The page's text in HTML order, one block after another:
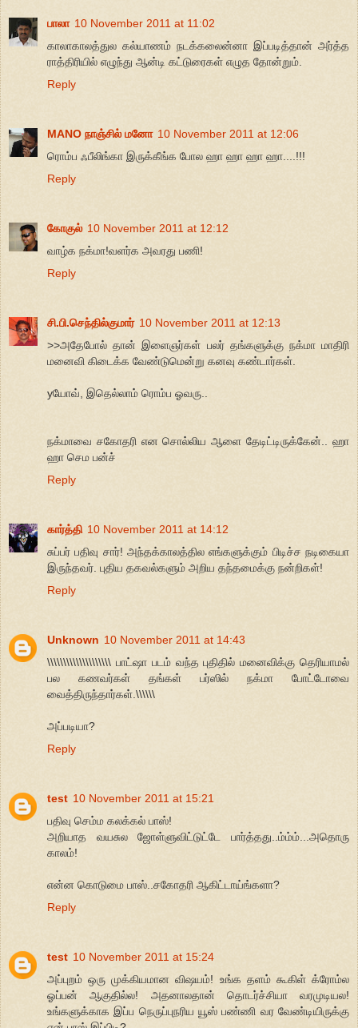
பாலா 10 November 2011 at 11:02
காலாகாலத்துல கல்யாணம் நடக்கலைன்னா இப்படித்தான் அர்த்த
ராத்திரியில் எழுந்து ஆன்டி கட்டுரைகள் எழுத தோன்றும்.
Reply
MANO நாஞ்சில் மனோ 10 November 2011 at 12:06
ரொம்ப ஃபீலிங்கா இருக்கீங்க போல ஹா ஹா ஹா ஹா....!!!
Reply
கோகுல் 10 November 2011 at 12:12
வாழ்க நக்மா!வளர்க அவரது பணி!
Reply
சி.பி.செந்தில்குமார் 10 November 2011 at 12:13
>>அதேபோல் தான் இளைஞர்கள் பலர் தங்களுக்கு நக்மா மாதிரி
மனைவி கிடைக்க வேண்டுமென்று கனவு கண்டார்கள்.
yயோவ், இதெல்லாம் ரொம்ப ஓவரு..
நக்மாவை சகோதரி என சொல்லிய ஆளை தேடிட்டிருக்கேன்.. ஹா
ஹா செம பன்ச்
Reply
கார்த்தி 10 November 2011 at 14:12
சுப்பர் பதிவு சார்! அந்தக்காலத்தில எங்களுக்கும் பிடிச்ச நடிகையா
இருந்தவர். புதிய தகவல்களும் அறிய தந்தமைக்கு நன்றிகள்!
Reply
Unknown 10 November 2011 at 14:43
\\\\\\\\\\\\\\\\\\\\ பாட்ஷா படம் வந்த புதிதில் மனைவிக்கு தெரியாமல்
பல கணவர்கள் தங்கள் பர்ஸில் நக்மா போட்டோவை
வைத்திருந்தார்கள்.\\\\\\
அப்படியா?
Reply
test 10 November 2011 at 15:21
பதிவு செம்ம கலக்கல் பாஸ்!
அறியாத வயசுல ஜோள்ளுவிட்டுட்டே பார்த்தது..ம்ம்ம்...அதொரு
காலம்!
என்ன கொடுமை பாஸ்..சகோதரி ஆகிட்டாய்ங்களா?
Reply
test 10 November 2011 at 15:24
அப்புறம் ஒரு முக்கியமான விஷயம்! உங்க தளம் கூகிள் க்ரோம்ல
ஓப்பன் ஆகுதில்ல! அதனாலதான் தொடர்ச்சியா வரமுடியல!
உங்களுக்காக இப்ப நெருப்புநரிய யூஸ் பண்ணி வர வேண்டியிருக்கு